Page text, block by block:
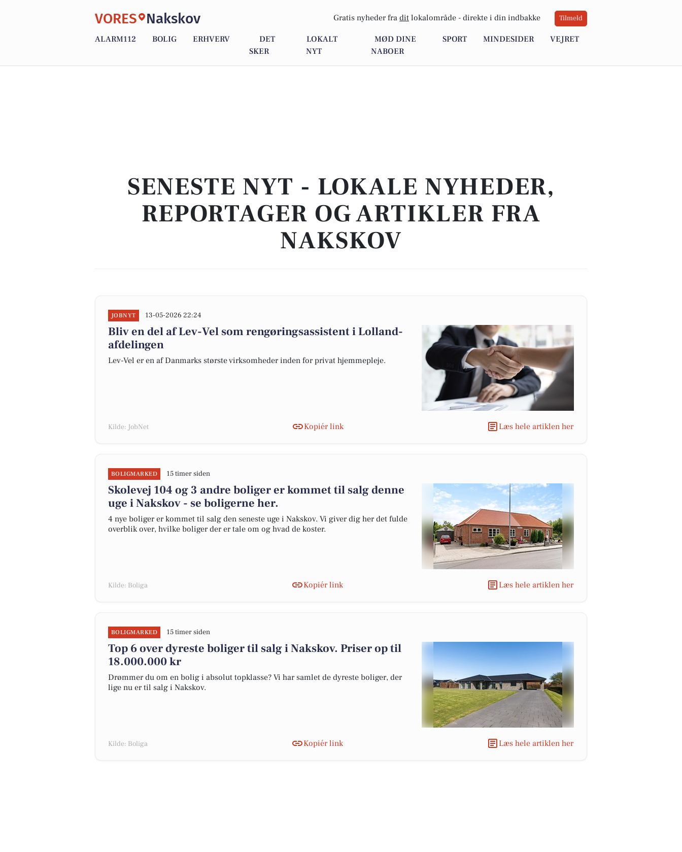
VORES Nakskov Gratis nyheder fra dit lokalområde - direkte i din indbakke Tilmeld
ALARM112 BOLIG ERHVERV
DET
SKER
LOKALT
NYT
MØD DINE
NABOER
SPORT MINDESIDER VEJRET
SENESTE NYT - LOKALE NYHEDER,
REPORTAGER OG ARTIKLER FRA
NAKSKOV
JOBNYT 13-05-2026 22:24
Bliv en del af Lev-Vel som rengøringsassistent i Lolland-
afdelingen
Lev-Vel er en af Danmarks største virksomheder inden for privat hjemmepleje.
Kilde: JobNet Kopiér link Læs hele artiklen her
BOLIGMARKED 15 timer siden
Skolevej 104 og 3 andre boliger er kommet til salg denne
uge i Nakskov - se boligerne her.
4 nye boliger er kommet til salg den seneste uge i Nakskov. Vi giver dig her det fulde
overblik over, hvilke boliger der er tale om og hvad de koster.
Kilde: Boliga Kopiér link Læs hele artiklen her
BOLIGMARKED 15 timer siden
Top 6 over dyreste boliger til salg i Nakskov. Priser op til
18.000.000 kr
Drømmer du om en bolig i absolut topklasse? Vi har samlet de dyreste boliger, der
lige nu er til salg i Nakskov.
Kilde: Boliga Kopiér link Læs hele artiklen her